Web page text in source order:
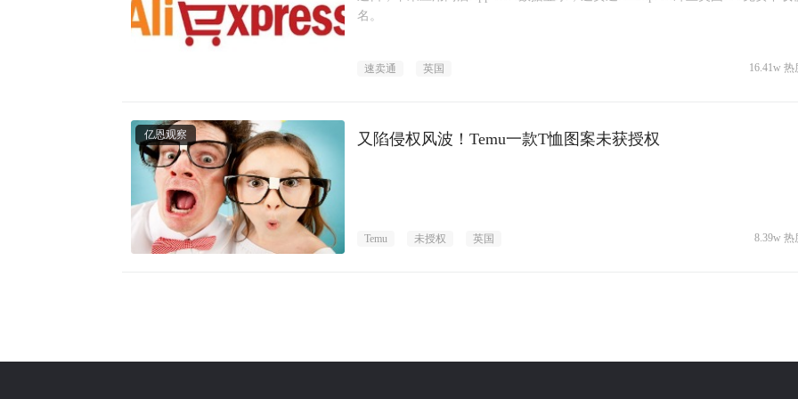
名。
速卖通 英国 16.41w 热
亿恩观察 又陷侵权风波！Temu一款T恤图案未获授权
Temu 未授权 英国 8.39w 热